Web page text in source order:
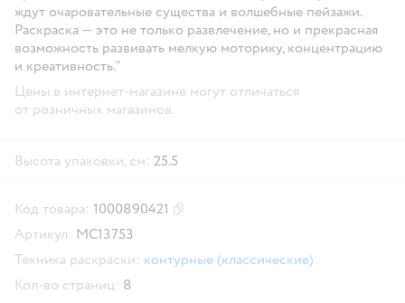
ждут очаровательные существа и волшебные пейзажи.
Раскраска — это не только развлечение, но и прекрасная
возможность развивать мелкую моторику, концентрацию
и креативность."
Цены в интернет-магазине могут отличаться
от розничных магазинов.
Высота упаковки, см: 25.5
Код товара: 1000890421
Артикул: МС13753
Техника раскраски: контурные (классические)
Кол-во страниц: 8